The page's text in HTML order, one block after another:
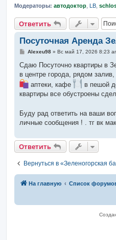
Модераторы: автодоктор LB
Ответить
Посуточная Аренда
С
о
б
щ
е
н
и
Alexeu98» Вс май 17, 2026 8:23
Сдаю Посуточно квартиры в
в центре города, рядом
аптеки, кафе
в пешой
квартиры все обустроены
Буду рад ответить на ваши
личные сообщения ! . тг вк
Ответить
Вернуться в «Зеленогорская
На главную Список